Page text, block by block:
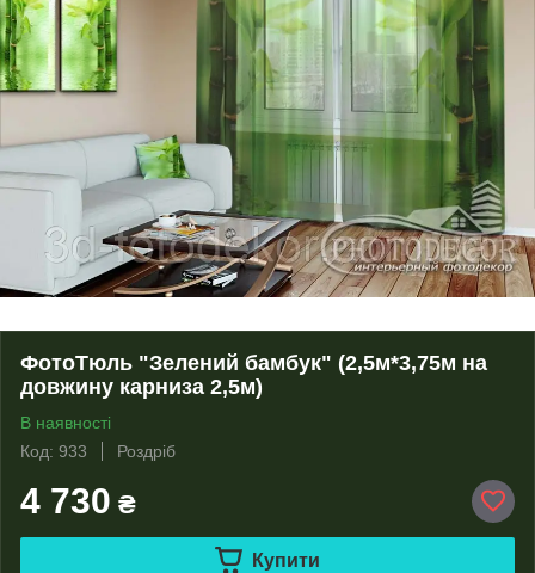
ФотоТюль "Зелений бамбук" (2,5м*3,75м на
довжину карниза 2,5м)
В наявності
Код: 933
Роздріб
4 730 ₴
Купити